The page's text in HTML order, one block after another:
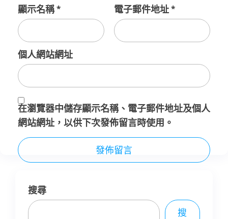
顯示名稱* 電子郵件地址*
個人網站網址
在瀏覽器中儲存顯示名稱、電子郵件地址及個人
網站網址，以供下次發佈留言時使用。
搜尋
搜